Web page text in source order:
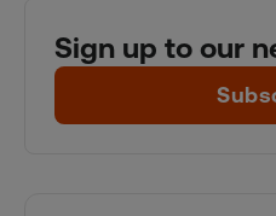
Sign up to our